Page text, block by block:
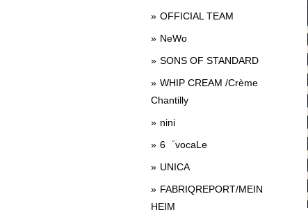
OFFICIAL TEAM
NeWo
SONS OF STANDARD
WHIP CREAM /Crème
Chantilly
nini
6゜vocaLe
UNICA
FABRIQREPORT/MEIN
HEIM